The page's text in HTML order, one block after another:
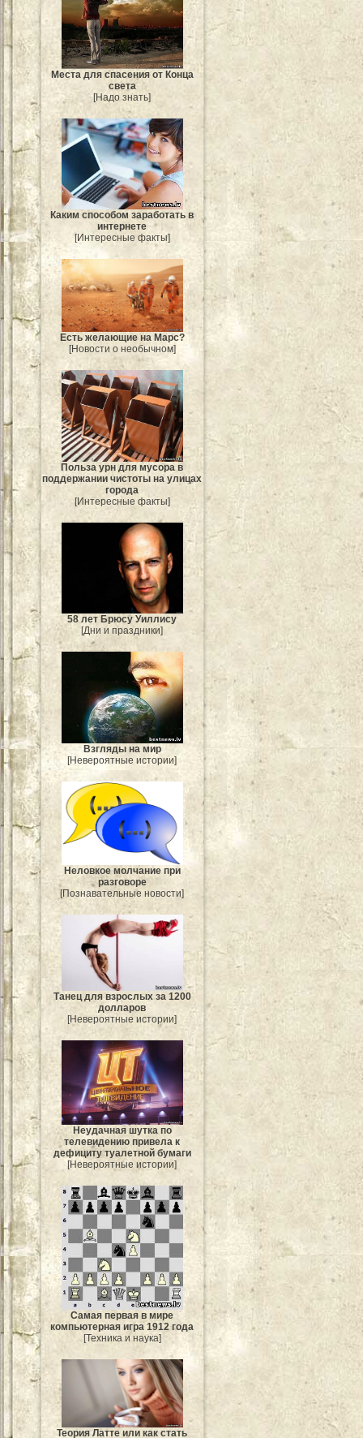
Места для спасения от Конца
света
[Надо знать]
Каким способом заработать в
интернете
[Интересные факты]
Есть желающие на Марс?
[Новости о необычном]
Польза урн для мусора в
поддержании чистоты на улицах
города
[Интересные факты]
58 лет Брюсу Уиллису
[Дни и праздники]
Взгляды на мир
[Невероятные истории]
Неловкое молчание при
разговоре
[Познавательные новости]
Танец для взрослых за 1200
долларов
[Невероятные истории]
Неудачная шутка по
телевидению привела к
дефициту туалетной бумаги
[Невероятные истории]
Самая первая в мире
компьютерная игра 1912 года
[Техника и наука]
Теория Латте или как стать